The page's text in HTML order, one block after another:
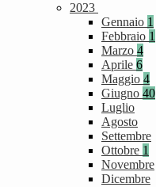
2023
Gennaio 1
Febbraio 1
Marzo 4
Aprile 6
Maggio 4
Giugno 40
Luglio
Agosto
Settembre
Ottobre 1
Novembre
Dicembre